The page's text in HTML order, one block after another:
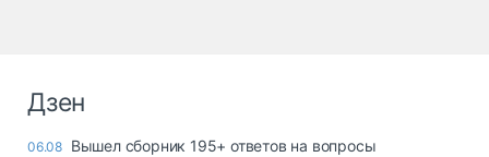
Дзен
06.08 Вышел сборник 195+ ответов на вопросы